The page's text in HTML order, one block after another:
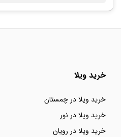
خرید ویلا
خرید ویلا در چمستان
خرید ویلا در نور
خرید ویلا در رویان